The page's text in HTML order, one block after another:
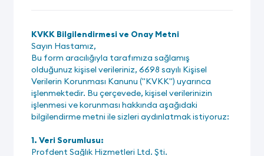
KVKK Bilgilendirmesi ve Onay Metni
Sayın Hastamız,
Bu form aracılığıyla tarafımıza sağlamış
olduğunuz kişisel verileriniz, 6698 sayılı Kişisel
Verilerin Korunması Kanunu ("KVKK") uyarınca
işlenmektedir. Bu çerçevede, kişisel verilerinizin
işlenmesi ve korunması hakkında aşağıdaki
bilgilendirme metni ile sizleri aydınlatmak istiyoruz:
1. Veri Sorumlusu:
Profdent Sağlık Hizmetleri Ltd. Şti.